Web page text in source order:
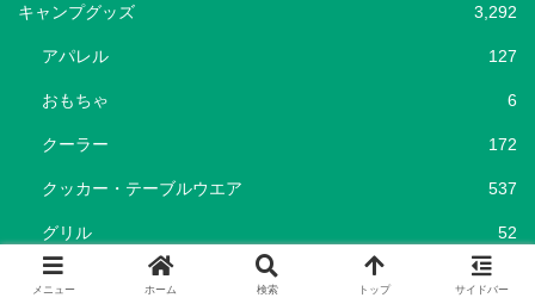
キャンプグッズ 3,292
アパレル 127
おもちゃ 6
クーラー 172
クッカー・テーブルウエア 537
グリル 52
シェルター
メニュー ホーム 検索 トップ サイドバー